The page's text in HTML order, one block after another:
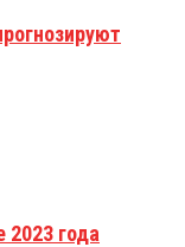
2023 года